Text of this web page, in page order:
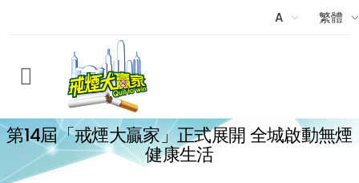
A 繁體
Menu
第14屆「戒煙大贏家」正式展開 全城啟動無煙
健康生活